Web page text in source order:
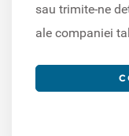
sau trimite-ne
ale companiei